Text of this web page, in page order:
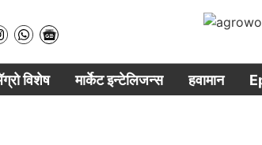
विशेष मार्केट इन्टेलिजन्स हवामान